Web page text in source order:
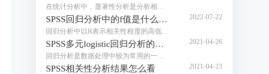
在统计分析中，显著性分析是分析相关因素之间是否存在显著影响关系的关键性指标，通过它可以说明分析结论是否由抽样误差引起还是实际相关的，可论证分析结果的准确性。下面大家一起来看看用spss如何做显著性分析，spss显著性差异分析怎么标abc。
SPSS回归分析中的f值是什么 SPSS回归分析F值在什么范围合适
回归分析中以R表示相关性程度的高低，以F评价回归分析是否有统计学的意义，使用IBM SPSS Statistics进行回归分析，可以非常快速的完成R，F的计算，并且给出回归曲线方程，那么，SPSS回归分析中f值是什么？SPSS回归分析F值在什么范围合适，本文结合实例向大家作简单的说明。
2022-07-22
SPSS多元logistic回归分析的使用技巧
回归分析是数据处理中较为常用的一类方法，它可以找出数据变量之间的未知关系，得到较为符合变量关系的数学表达式，以帮助用户完成数据分析。
2021-04-26
SPSS相关性分析结果怎么看 2021-04-23